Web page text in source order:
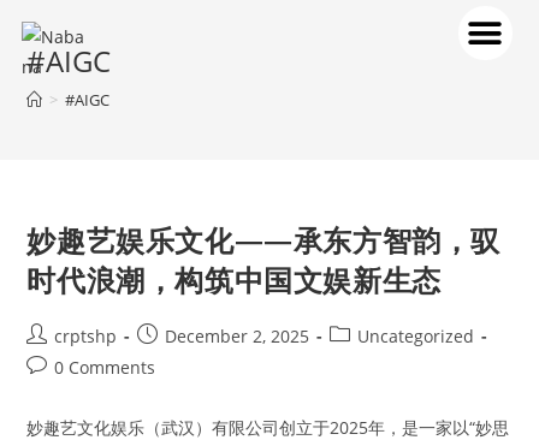
#AIGC
> #AIGC
妙趣艺娱乐文化——承东方智韵，驭
时代浪潮，构筑中国文娱新生态
crptshp December 2, 2025
Uncategorized
0 Comments
妙趣艺文化娱乐（武汉）有限公司创立于2025年，是一家以“妙思